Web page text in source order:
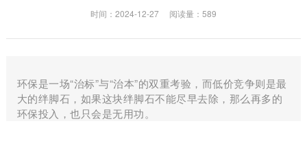
时间：2024-12-27 阅读量： 589
环保是一场“治标”与“治本”的双重考验，而低价竞争则是最
大的绊脚石，如果这块绊脚石不能尽早去除，那么再多的
环保投入，也只会是无用功。